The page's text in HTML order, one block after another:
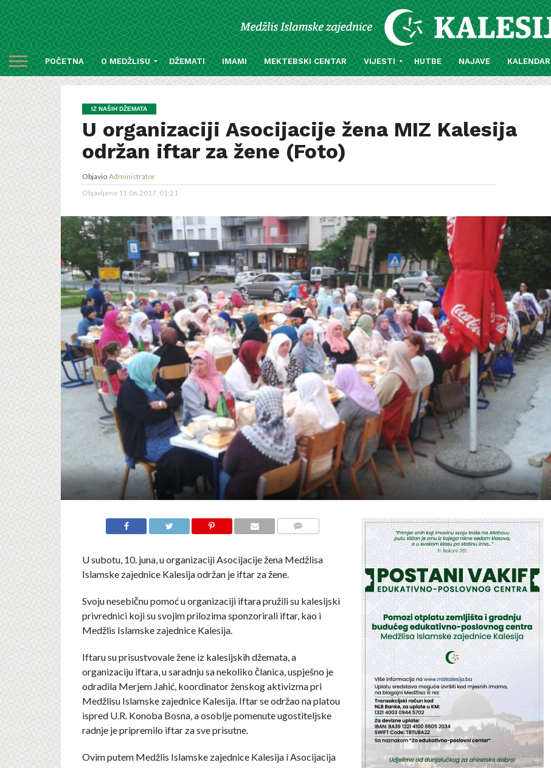
POČETNA O MEDŽLISU DŽEMATI IMAMI MEKTEBSKI CENTAR VIJESTI HUTBE NAJAVE KALENDAR
IZ NAŠIH DŽEMATA
U organizaciji Asocijacije žena MIZ Kalesija
održan iftar za žene (Foto)
Objavio Administrator
Objavljeno 11.06.2017. 01:21
U subotu, 10. juna, u organizaciji Asocijacije žena Medžlisa
Islamske zajednice Kalesija održan je iftar za žene.
Svoju nesebičnu pomoć u organizaciji iftara pružili su kalesijski
privrednici koji su svojim prilozima sponzorirali iftar, kao i
Medžlis Islamske zajednice Kalesija.
Iftaru su prisustvovale žene iz kalesijskih džemata, a
organizaciju iftara, u saradnju sa nekoliko članica, uspješno je
odradila Merjem Jahić, koordinator ženskog aktivizma pri
Medžlisu Islamske zajednice Kalesija. Iftar se održao na platou
ispred U.R. Konoba Bosna, a osoblje pomenute ugostiteljske
radnje je pripremilo iftar za sve prisutne.
Ovim putem Medžlis Islamske zajednice Kalesija i Asocijacija